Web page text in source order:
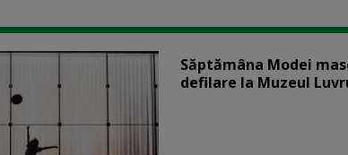
Săptămâna Modei
defilare la Muzeul